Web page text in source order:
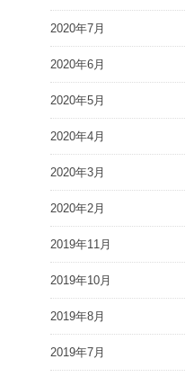
2020年7月
2020年6月
2020年5月
2020年4月
2020年3月
2020年2月
2019年11月
2019年10月
2019年8月
2019年7月